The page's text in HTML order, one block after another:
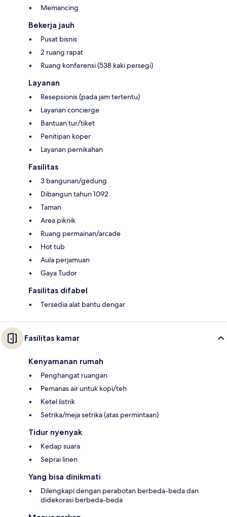
Memancing
Bekerja jauh
Pusat bisnis
2 ruang rapat
Ruang konferensi (538 kaki persegi)
Layanan
Resepsionis (pada jam tertentu)
Layanan concierge
Bantuan tur/tiket
Penitipan koper
Layanan pernikahan
Fasilitas
3 bangunan/gedung
Dibangun tahun 1092
Taman
Area piknik
Ruang permainan/arcade
Hot tub
Aula perjamuan
Gaya Tudor
Fasilitas difabel
Tersedia alat bantu dengar
Fasilitas kamar
Kenyamanan rumah
Penghangat ruangan
Pemanas air untuk kopi/teh
Ketel listrik
Setrika/meja setrika (atas permintaan)
Tidur nyenyak
Kedap suara
Seprai linen
Yang bisa dinikmati
Dilengkapi dengan perabotan berbeda-beda dan
didekorasi berbeda-beda